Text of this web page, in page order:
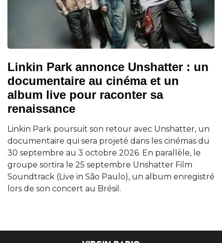
Linkin Park annonce Unshatter : un
documentaire au cinéma et un
album live pour raconter sa
renaissance
Linkin Park poursuit son retour avec Unshatter, un
documentaire qui sera projeté dans les cinémas du
30 septembre au 3 octobre 2026. En parallèle, le
groupe sortira le 25 septembre Unshatter Film
Soundtrack (Live in São Paulo), un album enregistré
lors de son concert au Brésil.